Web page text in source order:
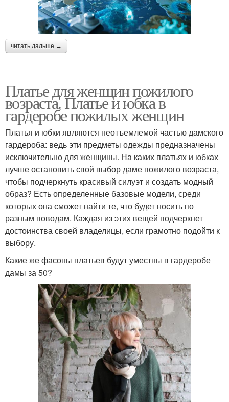
читать дальше →
Платье для женщин пожилого
возраста. Платье и юбка в
гардеробе пожилых женщин
Платья и юбки являются неотъемлемой частью дамского
гардероба: ведь эти предметы одежды предназначены
исключительно для женщины. На каких платьях и юбках
лучше остановить свой выбор даме пожилого возраста,
чтобы подчеркнуть красивый силуэт и создать модный
образ? Есть определенные базовые модели, среди
которых она сможет найти те, что будет носить по
разным поводам. Каждая из этих вещей подчеркнет
достоинства своей владелицы, если грамотно подойти к
выбору.
Какие же фасоны платьев будут уместны в гардеробе
дамы за 50?